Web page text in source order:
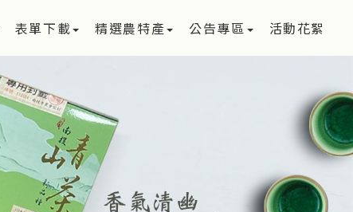
表單下載 精選農特產 公告專區 活動花絮